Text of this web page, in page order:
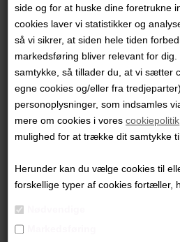
side og for at huske dine foretrukne
cookies laver vi statistikker og
så vi sikrer, at siden hele tiden
markedsføring bliver relevant for
samtykke, så tillader du, at vi sætter
egne cookies og/eller fra
personoplysninger, som indsamles
mere om cookies i vorescookiepolitik
mulighed for at trække dit samtykke
Herunder kan du vælge cookies til
forskellige typer af cookies fortæller,
11.000,00DKK
"När skugor faller"
100 x 70 cm.
Ikke indrammet
PRODUKTBESKRIVELSE
PRODUKTINFORMATION